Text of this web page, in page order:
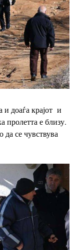
и доаѓа крајот и
пролетта е близу.
се чувствува